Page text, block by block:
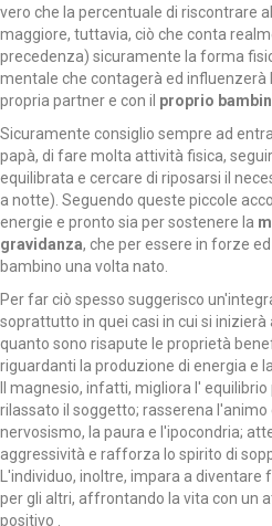
vero che la percentuale di riscontrare
maggiore, tuttavia, ciò che conta
precedenza) sicuramente la forma
mentale che contagerà ed
propria partner e con il proprio
Sicuramente consiglio sempre ad
papà, di fare molta attività fisica,
equilibrata e cercare di riposarsi il
a notte). Seguendo queste piccole
energie e pronto sia per sostenere la
gravidanza, che per essere in forze
bambino una volta nato.
Per far ciò spesso suggerisco
soprattutto in quei casi in cui si
quanto sono risapute le proprietà
riguardanti la produzione di energia e
Il magnesio, infatti, migliora l'
rilassato il soggetto; rasserena l'animo
nervosismo, la paura e l'ipocondria;
aggressività e rafforza lo spirito di
L'individuo, inoltre, impara a diventare
per gli altri, affrontando la vita con un
positivo .